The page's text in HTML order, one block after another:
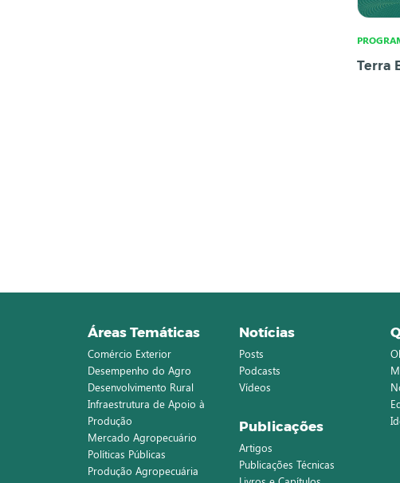
Terra
Áreas Temáticas
Comércio Exterior
Desempenho do Agro
Desenvolvimento Rural
Infraestrutura de Apoio à
Produção
Mercado Agropecuário
Políticas Públicas
Produção Agropecuária
Notícias
Posts
Podcasts
Vídeos
Publicações
Artigos
Publicações Técnicas